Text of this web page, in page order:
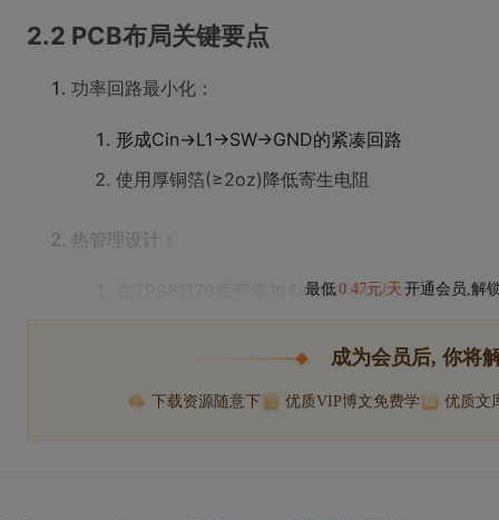
2.2 PCB布局关键要点
功率回路最小化：
形成Cin→L1→SW→GND的紧凑回路
使用厚铜箔(≥2oz)降低寄生电阻
热管理设计：
在TPS61170底部添加4×4阵列thermal v
最低0.47元/天 开通会员,解
成为会员后, 你将
下载资源随意下 优质VIP博文免费学 优质文